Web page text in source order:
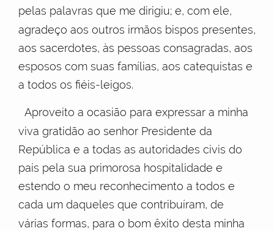
pelas palavras que me dirigiu; e, com ele,
agradeço aos outros irmãos bispos presentes,
aos sacerdotes, às pessoas consagradas, aos
esposos com suas famílias, aos catequistas e
a todos os fiéis-leigos.
Aproveito a ocasião para expressar a minha
viva gratidão ao senhor Presidente da
República e a todas as autoridades civis do
país pela sua primorosa hospitalidade e
estendo o meu reconhecimento a todos e
cada um daqueles que contribuíram, de
várias formas, para o bom êxito desta minha